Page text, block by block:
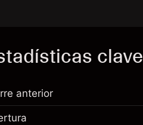
clave
anterior